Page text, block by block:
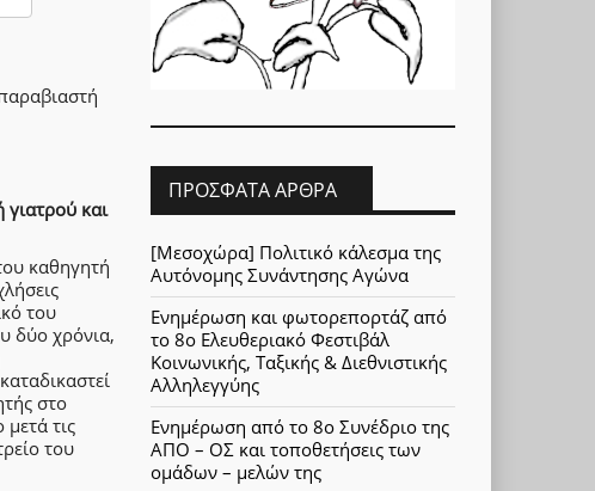
και
καθηγητή
του
δύο χρόνια,
στο
τις
του
ΠΡΌΣΦΑΤΑ ΆΡΘΡΑ
[Μεσοχώρα] Πολιτικό κάλεσμα της
Αυτόνομης Συνάντησης Αγώνα
Ενημέρωση και φωτορεπορτάζ από
το 8ο Ελευθεριακό Φεστιβάλ
Κοινωνικής, Ταξικής & Διεθνιστικής
Αλληλεγγύης
Ενημέρωση από το 8ο Συνέδριο της
ΑΠΟ – ΟΣ και τοποθετήσεις των
ομάδων – μελών της